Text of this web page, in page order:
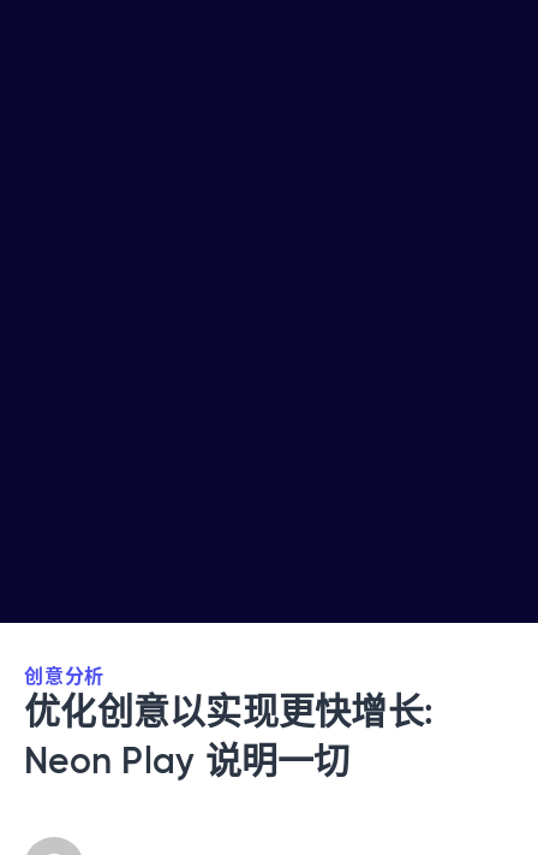
创意分析
优化创意以实现更快增长:
Neon Play 说明一切